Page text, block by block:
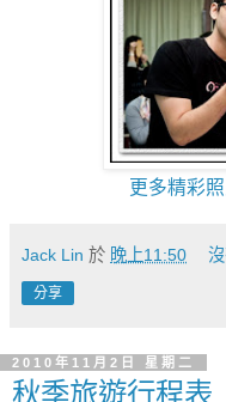
更多精彩
Jack Lin 於 晚上11:50
分享
2010年11月2日 星期二
秋季旅遊行程表